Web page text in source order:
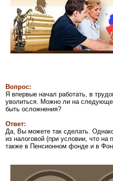
Вопрос:
Я впервые начал работать, в
уволиться. Можно ли на
быть осложнения?
Ответ:
Да, Вы можете так сделать.
из налоговой (при условии, что
также в Пенсионном фонде и в